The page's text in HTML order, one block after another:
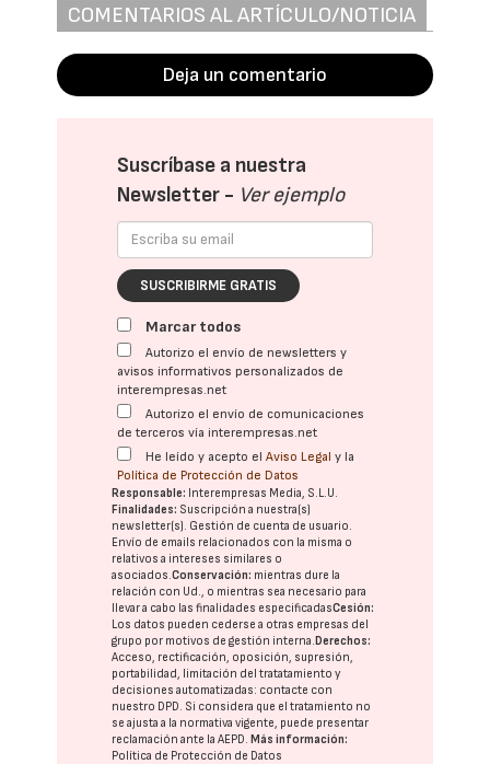
COMENTARIOS AL ARTÍCULO/NOTICIA
Deja un comentario
Suscríbase a nuestra
Newsletter - Ver ejemplo
SUSCRIBIRME GRATIS
Marcar todos
Autorizo el envío de newsletters y
avisos informativos personalizados de
interempresas.net
Autorizo el envío de comunicaciones
de terceros vía interempresas.net
He leído y acepto elAviso Legal y la
Política de Protección de Datos
Responsable: Interempresas Media, S.L.U.
Finalidades: Suscripción a nuestra(s)
newsletter(s). Gestión de cuenta de usuario.
Envío de emails relacionados con la misma o
relativos a intereses similares o
asociados.Conservación: mientras dure la
relación con Ud., o mientras sea necesario para
llevar a cabo las finalidades especificadasCesión:
Los datos pueden cederse a otras empresas del
grupo por motivos de gestión interna.Derechos:
Acceso, rectificación, oposición, supresión,
portabilidad, limitación del tratatamiento y
decisiones automatizadas: contacte con
nuestro DPD. Si considera que el tratamiento no
se ajusta a la normativa vigente, puede presentar
reclamación ante laAEPD.Más información:
Política de Protección de Datos